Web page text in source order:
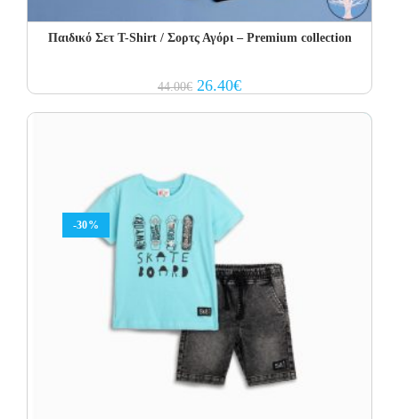
Παιδικό Σετ T-Shirt / Σορτς Αγόρι – Premium collection
44.00€ Original
price
26.40€Current
price
-30%